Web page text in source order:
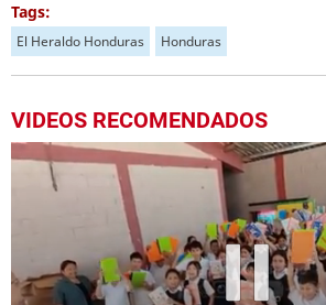
Tags:
El Heraldo Honduras Honduras
VIDEOS RECOMENDADOS